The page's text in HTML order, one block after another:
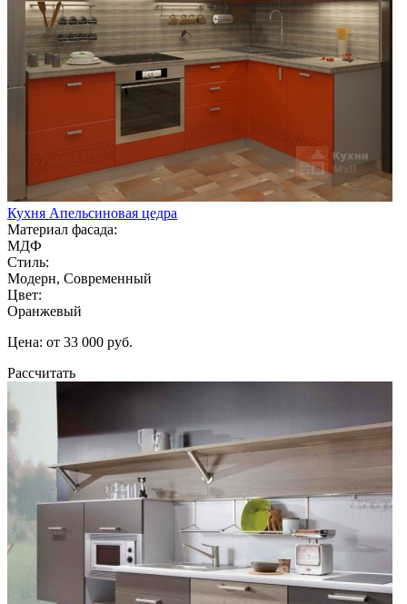
Кухня Апельсиновая цедра
Материал фасада:
МДФ
Стиль:
Модерн, Современный
Цвет:
Оранжевый
Цена: от 33 000 руб.
Рассчитать